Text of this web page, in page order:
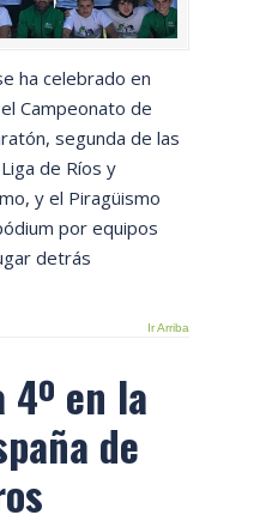
ha celebrado en
Campeonato de
segunda de las
de Ríos y
y el Piragüismo
por equipos
detrás
Ir Arriba
4º en la
de